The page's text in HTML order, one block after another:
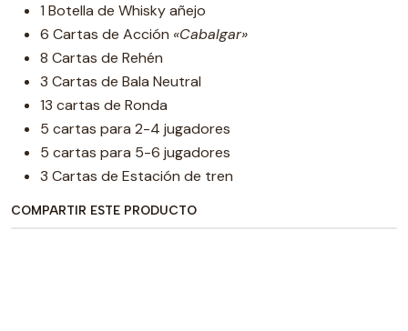
1 Botella de Whisky añejo
6 Cartas de Acción «Cabalgar»
8 Cartas de Rehén
3 Cartas de Bala Neutral
13 cartas de Ronda
5 cartas para 2-4 jugadores
5 cartas para 5-6 jugadores
3 Cartas de Estación de tren
COMPARTIR ESTE PRODUCTO